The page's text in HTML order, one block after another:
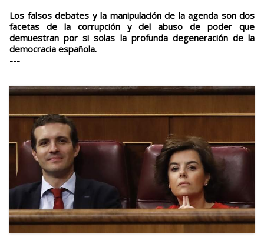
Los falsos debates y la manipulación de la agenda son dos
facetas de la corrupción y del abuso de poder que
demuestran por si solas la profunda degeneración de la
democracia española.
---